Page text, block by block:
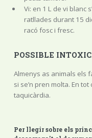
Vi: en 1 L de vi blanc
ratllades durant 15
racó fosc i fresc.
POSSIBLE
Almenys as animals els
si se’n pren molta. En
taquicàrdia.
Per llegir sobre els